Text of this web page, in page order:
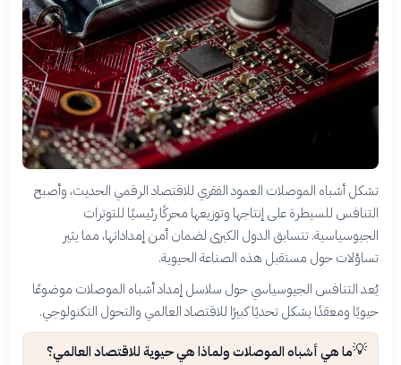
تشكل أشباه الموصلات العمود الفقري للاقتصاد الرقمي الحديث، وأصبح
التنافس للسيطرة على إنتاجها وتوزيعها محركًا رئيسيًا للتوترات
الجيوسياسية. تتسابق الدول الكبرى لضمان أمن إمداداتها، مما يثير
تساؤلات حول مستقبل هذه الصناعة الحيوية.
يُعد التنافس الجيوسياسي حول سلاسل إمداد أشباه الموصلات موضوعًا
حيويًا ومعقدًا يشكل تحديًا كبيرًا للاقتصاد العالمي والتحول التكنولوجي.
💡ما هي أشباه الموصلات ولماذا هي حيوية للاقتصاد العالمي؟